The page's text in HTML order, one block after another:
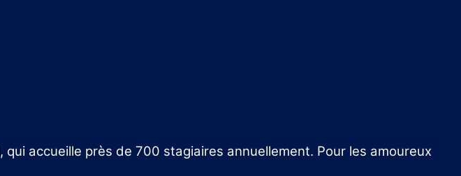
, qui accueille près de 700 stagiaires annuellement. Pour les amoureux